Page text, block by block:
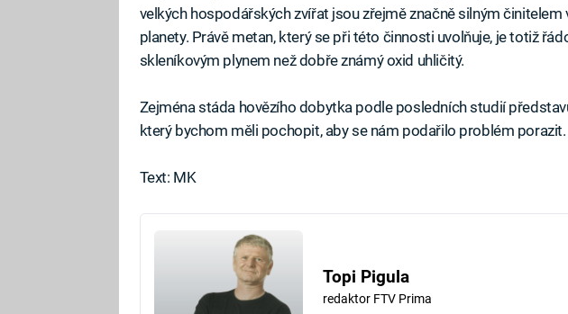
velkých hospodářských zvířat jsou zřejmě značně silným
planety. Právě metan, který se při této činnosti uvolňuje, je totiž
skleníkovým plynem než dobře známý oxid uhličitý.
Zejména stáda hovězího dobytka podle posledních studií
který bychom měli pochopit, aby se nám podařilo problém porazit.
Text: MK
Topi Pigula
redaktor FTV Prima